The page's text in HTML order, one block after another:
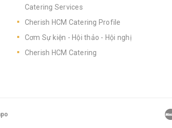
Catering Services
Cherish HCM Catering Profile
Cơm Sự kiện - Hội thảo - Hội nghị
Cherish HCM Catering